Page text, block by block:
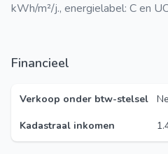
kWh/m²/j., energielabel: C en
Financieel
Verkoop onder btw-stelsel
Kadastraal inkomen